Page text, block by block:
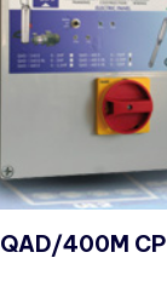
QAD/400M CP